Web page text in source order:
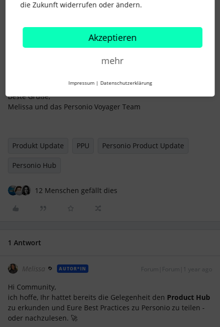
Beim nächsten Mal werdet Ihr sicher fündig!
Schreibt Eure Wünsche und Anregungen
Beste Grüße,
Melissa und das Personio Voyager Team
Produkt Update PPU Personio Product Update
Personio Hub
12 Menschen gefällt dies
1 Antwort
Melissa AUTOR*IN Forum|Forum|1 year ago
Hi Community,
ich hoffe, Ihr hattet bereits die Gelegenheit den Product Hub
zu erkunden und Eure Best Practices zu Personio zu teilen -
oder nachzulesen. 🚀
die Zukunft widerrufen oder ändern.
Akzeptieren
mehr
Impressum | Datenschutzerklärung